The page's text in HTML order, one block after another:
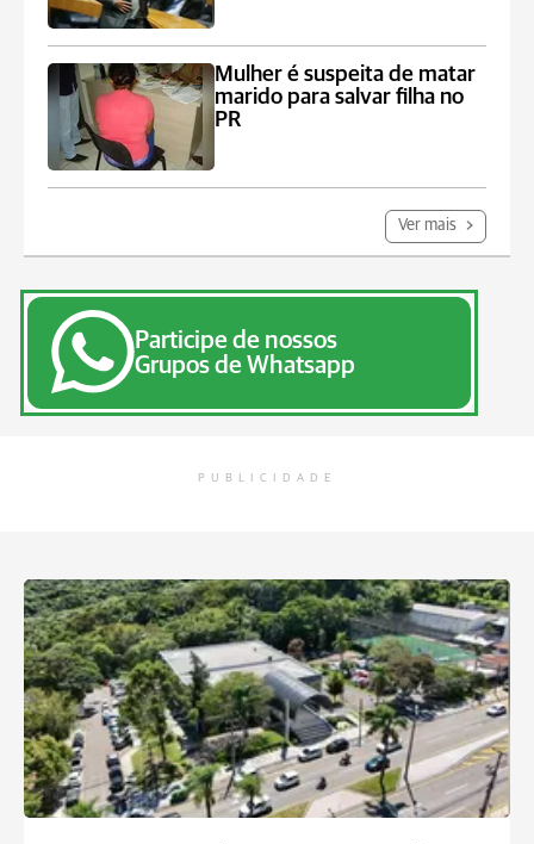
Mulher é suspeita de matar
marido para salvar filha no
PR
Ver mais
Participe de nossos
Grupos de Whatsapp
PUBLICIDADE